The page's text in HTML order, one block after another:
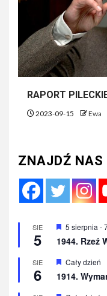
RAPORT
2023-09-15 Ewa
ZNAJDŹ NAS
SIE
5
Wyróżnione
5 sierpnia -
1944. Rzeź
SIE
6
Wyróżnione
Cały dzień
1914.